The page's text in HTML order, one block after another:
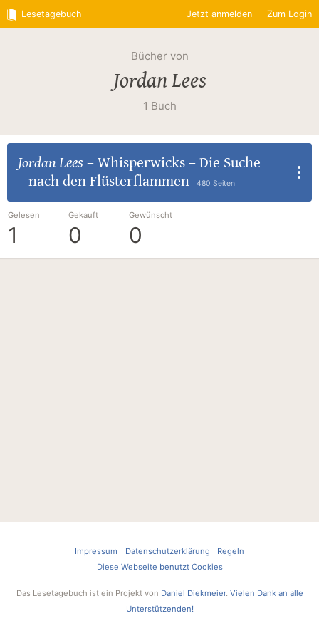
Lesetagebuch Jetzt anmelden Zum Login
Bücher von
Jordan Lees
1 Buch
Jordan Lees – Whisperwicks – Die Suche
nach den Flüsterflammen
480 Seiten
Gelesen
1
Gekauft
0
Gewünscht
0
Impressum Datenschutzerklärung
Regeln
Diese Webseite benutzt Cookies
Das Lesetagebuch ist ein Projekt von Daniel Diekmeier. Vielen Dank an alle
Unterstützenden!